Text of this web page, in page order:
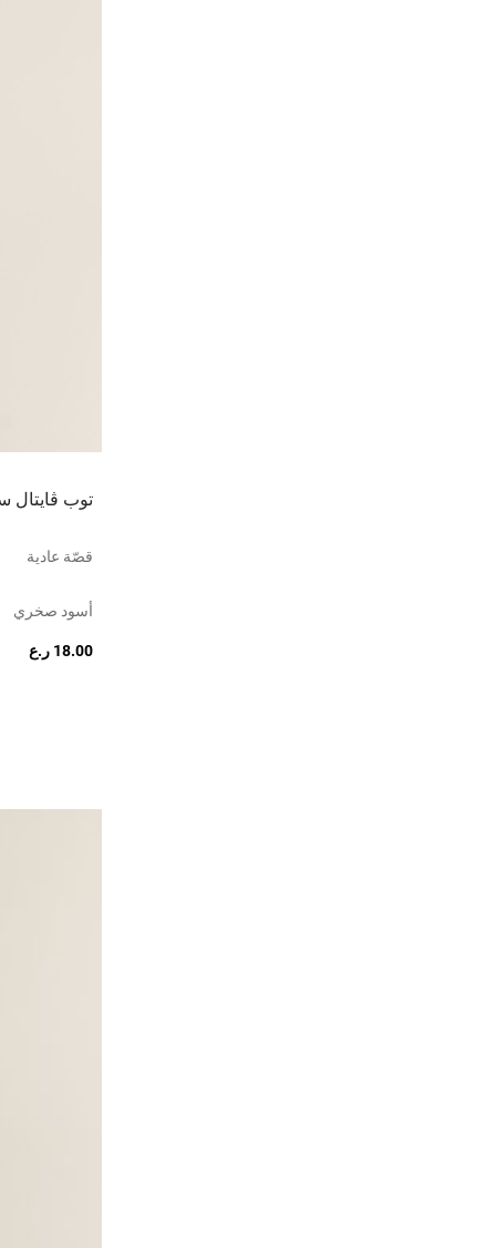
توب ڤايتال سيملس 2.0
قصّة عادية
أسود صخري
18.00 ر.ع